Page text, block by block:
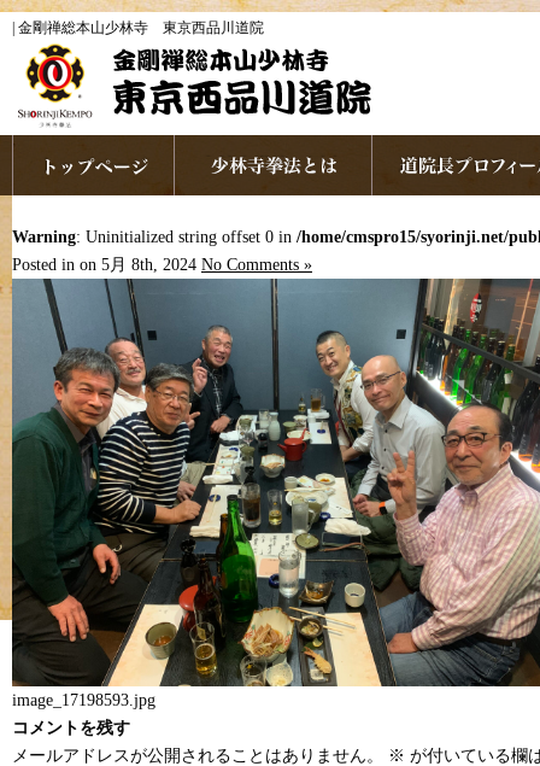
| 金剛禅総本山少林寺 東京西品川道院
Warning: Uninitialized string offset 0 in /home/cmspro15/syorinji.net/
Posted in on 5月 8th, 2024 No Comments »
image_17198593.jpg
コメントを残す
メールアドレスが公開されることはありません。
※ が付いている欄